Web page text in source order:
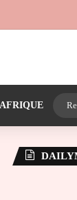
sur
latérale)
AFRIQUE